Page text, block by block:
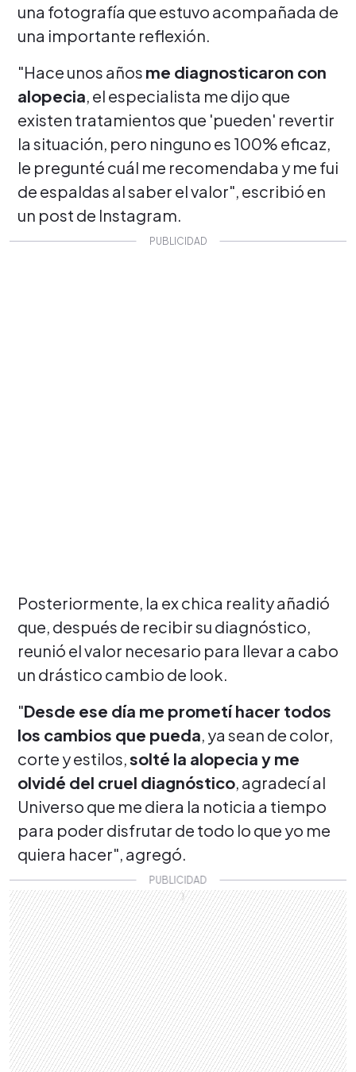
una fotografía que estuvo acompañada de
una importante reflexión.
"Hace unos años me diagnosticaron con
alopecia, el especialista me dijo que
existen tratamientos que 'pueden' revertir
la situación, pero ninguno es 100% eficaz,
le pregunté cuál me recomendaba y me fui
de espaldas al saber el valor", escribió en
un post de Instagram.
Posteriormente, la ex chica reality añadió
que, después de recibir su diagnóstico,
reunió el valor necesario para llevar a cabo
un drástico cambio de look.
"Desde ese día me prometí hacer todos
los cambios que pueda, ya sean de color,
corte y estilos, solté la alopecia y me
olvidé del cruel diagnóstico, agradecí al
Universo que me diera la noticia a tiempo
para poder disfrutar de todo lo que yo me
quiera hacer", agregó.